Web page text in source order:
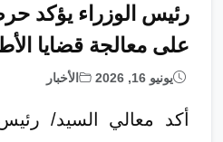
رئيس الوزراء يؤكد
على معالجة قضايا
يونيو 16, 2026 الأخبار
أكد معالي السيد/